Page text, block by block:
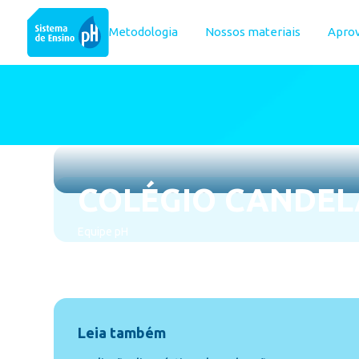
Metodologia Nossos materiais
COLÉGIO
Equipe pH
Leia também